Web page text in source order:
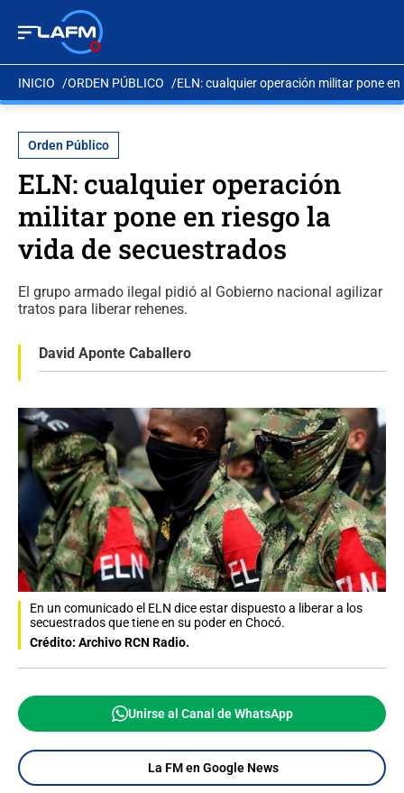
INICIO ORDEN PÚBLICO ELN: cualquier operación militar pone
Orden Público
ELN: cualquier operación
militar pone en riesgo la
vida de secuestrados
El grupo armado ilegal pidió al Gobierno nacional agilizar
tratos para liberar rehenes.
David Aponte Caballero
En un comunicado el ELN dice estar dispuesto a liberar a los
secuestrados que tiene en su poder en Chocó.
Crédito: Archivo RCN Radio.
Unirse al Canal de WhatsApp
La FM en Google News